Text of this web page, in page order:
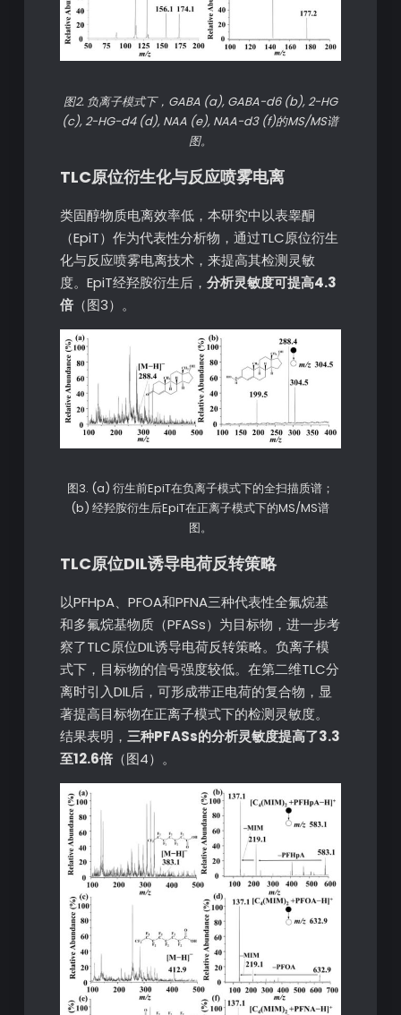
图2. 负离子模式下，GABA (a), GABA-d6 (b), 2-HG
(c), 2-HG-d4 (d), NAA (e), NAA-d3 (f)的MS/MS谱
图。
TLC原位衍生化与反应喷雾电离
类固醇物质电离效率低，本研究中以表睾酮
（EpiT）作为代表性分析物，通过TLC原位衍生
化与反应喷雾电离技术，来提高其检测灵敏
度。EpiT经羟胺衍生后， 分析灵敏度可提高4.3
倍（图3）。
图3. (a) 衍生前EpiT在负离子模式下的全扫描质谱；
(b) 经羟胺衍生后EpiT在正离子模式下的MS/MS谱
图。
TLC原位DIL诱导电荷反转策略
以PFHpA、PFOA和PFNA三种代表性全氟烷基
和多氟烷基物质（PFASs）为目标物，进一步考
察了TLC原位DIL诱导电荷反转策略。负离子模
式下，目标物的信号强度较低。在第二维TLC分
离时引入DIL后，可形成带正电荷的复合物，显
著提高目标物在正离子模式下的检测灵敏度。
结果表明， 三种PFASs的分析灵敏度提高了3.3
至12.6倍（图4）。